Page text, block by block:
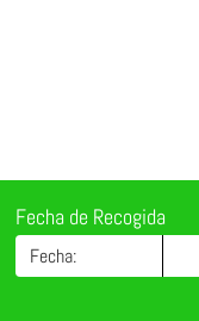
Fecha de Recogida